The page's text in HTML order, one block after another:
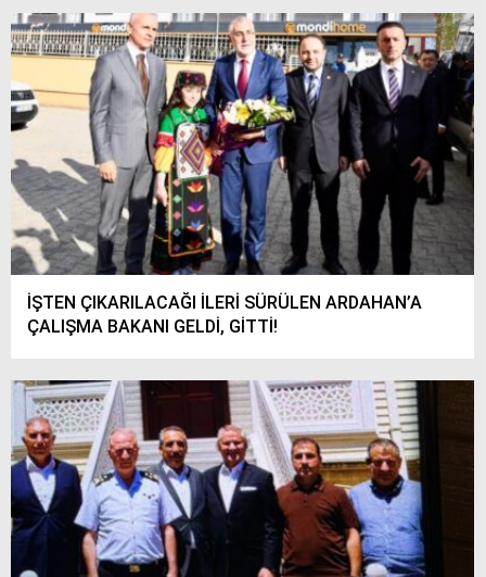
İŞTEN ÇIKARILACAĞI İLERİ SÜRÜLEN ARDAHAN’A
ÇALIŞMA BAKANI GELDİ, GİTTİ!